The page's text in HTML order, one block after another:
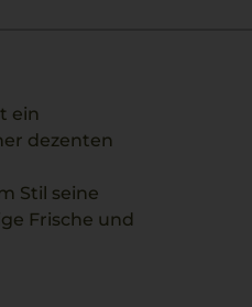
ein
dezenten
Stil seine
Frische und
und